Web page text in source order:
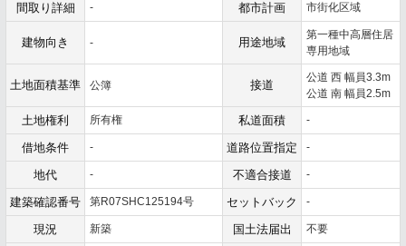
間取り詳細 - 都市計画 市街化区域
建物向き - 用途地域
第一種中高層住居
専用地域
土地面積基準 公簿 接道
公道 西 幅員3.3m
公道 南 幅員2.5m
土地権利 所有権 私道面積 -
借地条件 - 道路位置指定 -
地代 - 不適合接道 -
建築確認番号 第R07SHC125194号 セットバック -
現況 新築 国土法届出 不要